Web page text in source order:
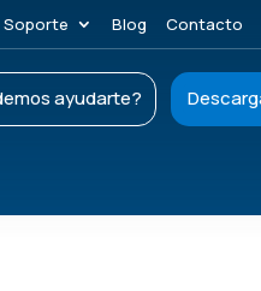
Soporte Blog Contacto
ayudarte?